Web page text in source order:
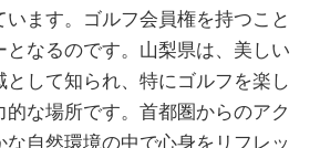
ます。ゴルフ会員権を持つこと
となるのです。山梨県は、美しい
として知られ、特にゴルフを楽し
な場所です。首都圏からのアク
自然環境の中で心身をリフレッ